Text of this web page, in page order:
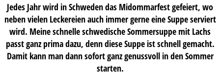
Jedes Jahr wird in Schweden das Midommarfest gefeiert, wo
neben vielen Leckereien auch immer gerne eine Suppe serviert
wird. Meine schnelle schwedische Sommersuppe mit Lachs
passt ganz prima dazu, denn diese Suppe ist schnell gemacht.
Damit kann man dann sofort ganz genussvoll in den Sommer
starten.